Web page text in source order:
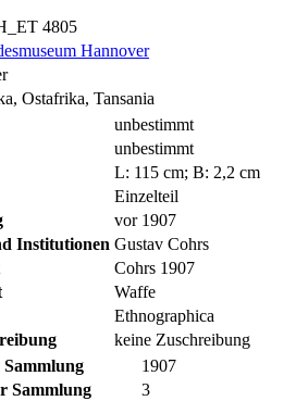
4805
Hannover
Ostafrika, Tansania
unbestimmt
unbestimmt
L: 115 cm; B: 2,2 cm
Einzelteil
vor 1907
Institutionen Gustav Cohrs
Cohrs 1907
Waffe
Ethnographica
keine Zuschreibung
1907
Sammlung
3